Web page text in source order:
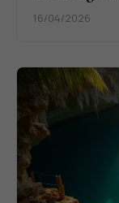
16/04/2026